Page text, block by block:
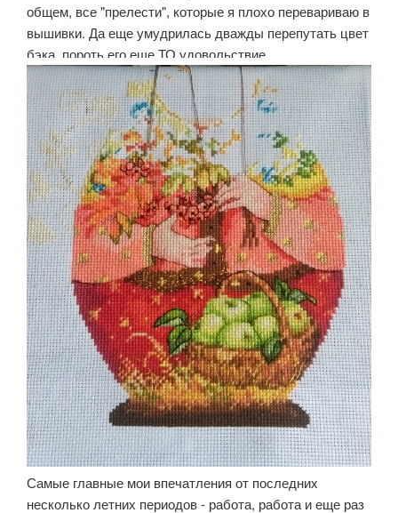
общем, все "прелести", которые я плохо перевариваю в
вышивки. Да еще умудрилась дважды перепутать цвет
бэка, пороть его еще ТО удовольствие.
Самые главные мои впечатления от последних
несколько летних периодов - работа, работа и еще раз